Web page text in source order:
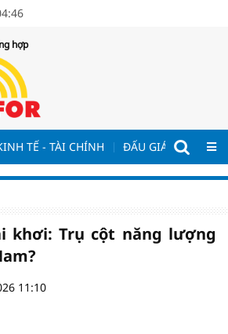
hợp
TẾ - TÀI CHÍNH ĐẤU GIÁ - ĐẤU
khơi: Trụ cột năng lượng
11:10